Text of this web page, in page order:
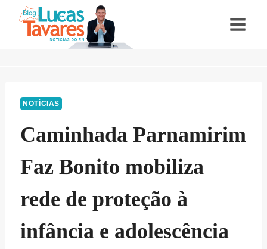
NOTÍCIAS
Caminhada Parnamirim
Faz Bonito mobiliza
rede de proteção à
infância e adolescência